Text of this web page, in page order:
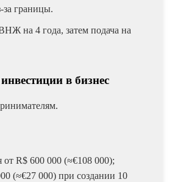
за границы.
на 4 года, затем подача на
в бизнес
R$ 600 000 (≈€108 000);
(≈€27 000) при создании 10